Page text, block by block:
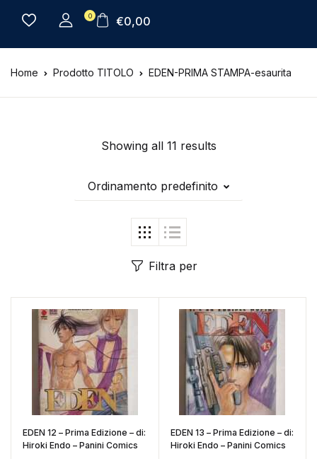
0 €0,00
Home Prodotto TITOLO EDEN-PRIMA STAMPA-esaurita
Showing all 11 results
Ordinamento predefinito
Filtra per
EDEN 12 – Prima Edizione – di:
Hiroki Endo – Panini Comics
EDEN 13 – Prima Edizione – di:
Hiroki Endo – Panini Comics